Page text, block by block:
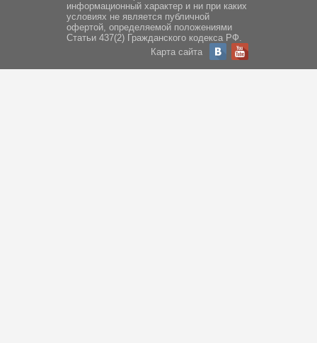
информационный характер и ни при каких
условиях не является публичной
офертой, определяемой положениями
Статьи 437(2) Гражданского кодекса РФ.
Карта сайта